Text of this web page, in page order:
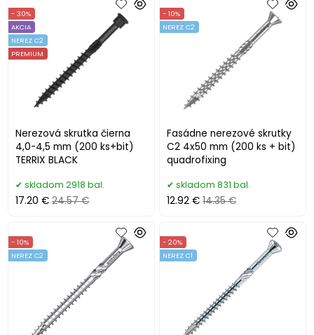
Nerezová skrutka čierna
4,0-4,5 mm (200 ks+bit)
TERRIX BLACK
- 30%
AKCIA
NEREZ C2
PREMIUM
skladom 2918 bal.
17.20 € 24.57 €
Fasádne nerezové skrutky
C2 4x50 mm (200 ks + bit)
quadrofixing
- 10%
NEREZ C2
skladom 831 bal.
12.92 € 14.35 €
- 10%
NEREZ C2
- 20%
NEREZ C1